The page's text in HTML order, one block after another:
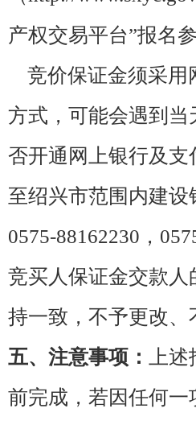
产权交易平台”报名参
竞价保证金须采用
方式，可能会遇到
否开通网上银行及
至绍兴市范围内建
0575-88162230，
竞买人保证金交款
持一致，不予更改、
五、注意事项：
上
前完成，若因任何